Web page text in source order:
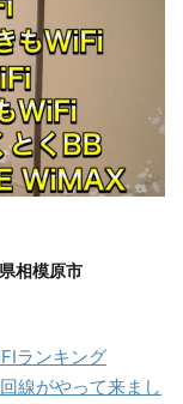
相模原市
ランキング
線がやって来まし